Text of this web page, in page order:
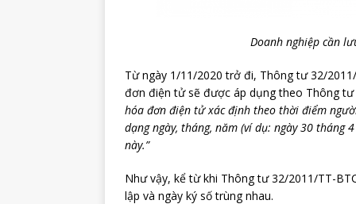
Doanh nghiệp cần
Từ ngày 1/11/2020 trở đi, Thông tư 32/
đơn điện tử sẽ được áp dụng theo Thông
hóa đơn điện tử xác định theo thời điểm
dạng ngày, tháng, năm (ví dụ: ngày 30
này.”
Như vậy, kể từ khi Thông tư 32/2011/TT-
lập và ngày ký số trùng nhau.